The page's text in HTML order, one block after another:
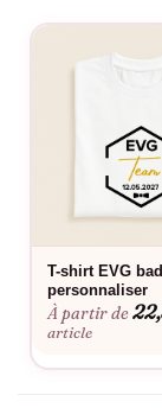
marié prend la
casquette garde
Comptez une
prénom et son
Le
Oui, dans notre
Fabriqué à la
T-shirt EVG
personnaliser
À partir de
article